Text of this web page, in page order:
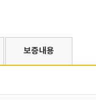
보증내용